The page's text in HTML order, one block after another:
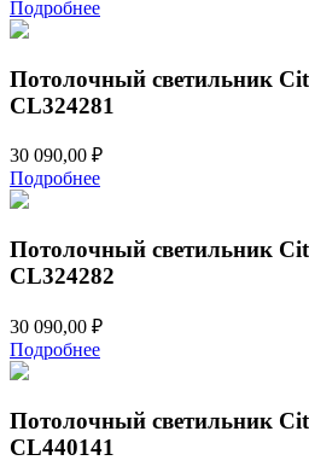
799,00 ₽.
Подробнее
Потолочный светильник
CL324281
30 090,00 ₽
Подробнее
Потолочный светильник
CL324282
30 090,00 ₽
Подробнее
Потолочный светильник
CL440141